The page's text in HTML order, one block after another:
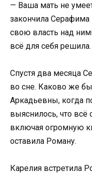
— Ваша мать не
закончила
свою власть над
всё для себя решила.
Спустя два месяца
во сне. Каково же
Аркадьевны, когда
выяснилось, что
включая огромную
оставила Роману.
Карелия встретила